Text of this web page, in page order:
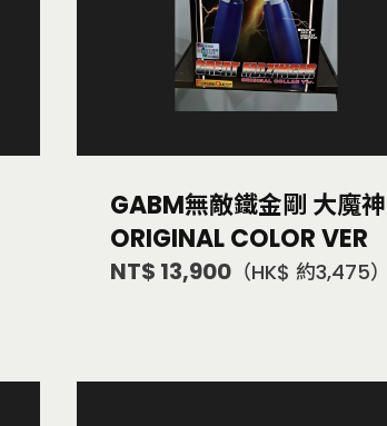
GABM無敵鐵金剛 大魔神
ORIGINAL COLOR VER
NT$ 13,900 （HK$ 約3,475）